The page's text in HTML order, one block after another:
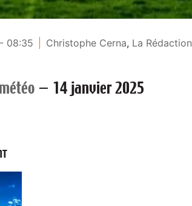
08:35 Christophe Cerna, La Rédaction
— 14 janvier 2025